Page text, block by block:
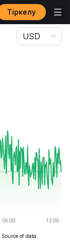
Тіркелу
USD
Source of data: